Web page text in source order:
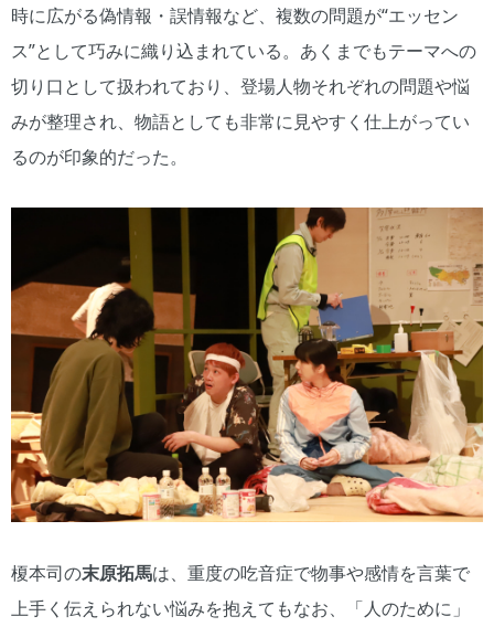
時に広がる偽情報・誤情報など、複数の問題が“エッセン
ス”として巧みに織り込まれている。あくまでもテーマへの
切り口として扱われており、登場人物それぞれの問題や悩
みが整理され、物語としても非常に見やすく仕上がってい
るのが印象的だった。
榎本司の末原拓馬は、重度の吃音症で物事や感情を言葉で
上手く伝えられない悩みを抱えてもなお、「人のために」